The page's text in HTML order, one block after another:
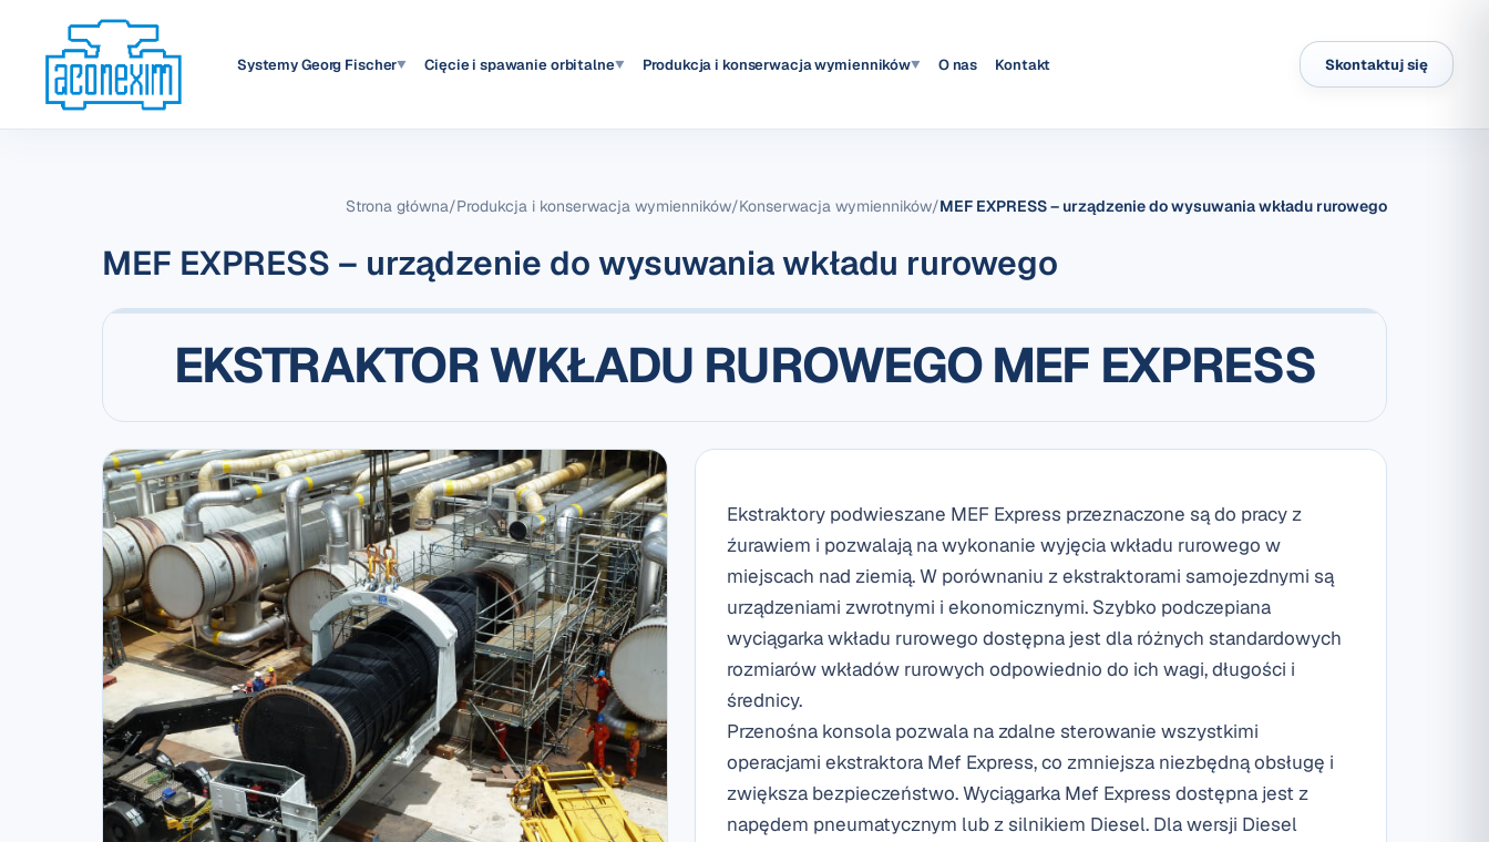
Systemy Georg Fischer▼ Cięcie i spawanie orbitalne▼ Produkcja i konserwacja wymienników▼ O nas Kontakt Skontaktuj się
Strona główna/Produkcja i konserwacja wymienników/Konserwacja wymienników/MEF EXPRESS – urządzenie do wysuwania wkładu rurowego
MEF EXPRESS – urządzenie do wysuwania wkładu rurowego
EKSTRAKTOR WKŁADU RUROWEGO MEF EXPRESS
Ekstraktory podwieszane MEF Express przeznaczone są do pracy z
źurawiem i pozwalają na wykonanie wyjęcia wkładu rurowego w
miejscach nad ziemią. W porównaniu z ekstraktorami samojezdnymi są
urządzeniami zwrotnymi i ekonomicznymi. Szybko podczepiana
wyciągarka wkładu rurowego dostępna jest dla różnych standardowych
rozmiarów wkładów rurowych odpowiednio do ich wagi, długości i
średnicy.
Przenośna konsola pozwala na zdalne sterowanie wszystkimi
operacjami ekstraktora Mef Express, co zmniejsza niezbędną obsługę i
zwiększa bezpieczeństwo. Wyciągarka Mef Express dostępna jest z
napędem pneumatycznym lub z silnikiem Diesel. Dla wersji Diesel